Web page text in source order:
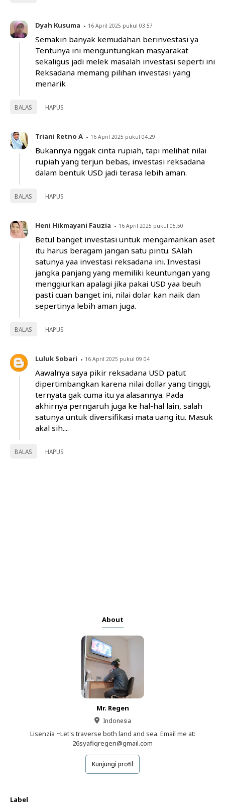
Dyah Kusuma 16 April 2025 pukul 03.57
Semakin banyak kemudahan berinvestasi ya
Tentunya ini menguntungkan masyarakat
sekaligus jadi melek masalah investasi seperti ini
Reksadana memang pilihan investasi yang
menarik
BALAS HAPUS
Triani Retno A 16 April 2025 pukul 04.29
Bukannya nggak cinta rupiah, tapi melihat nilai
rupiah yang terjun bebas, investasi reksadana
dalam bentuk USD jadi terasa lebih aman.
BALAS HAPUS
Heni Hikmayani Fauzia 16 April 2025 pukul 05.50
Betul banget investasi untuk mengamankan aset
itu harus beragam jangan satu pintu. SAlah
satunya yaa investasi reksadana ini. Investasi
jangka panjang yang memiliki keuntungan yang
menggiurkan apalagi jika pakai USD yaa beuh
pasti cuan banget ini, nilai dolar kan naik dan
sepertinya lebih aman juga.
BALAS HAPUS
Luluk Sobari 16 April 2025 pukul 09.04
Aawalnya saya pikir reksadana USD patut
dipertimbangkan karena nilai dollar yang tinggi,
ternyata gak cuma itu ya alasannya. Pada
akhirnya perngaruh juga ke hal-hal lain, salah
satunya untuk diversifikasi mata uang itu. Masuk
akal sih....
BALAS HAPUS
About
Mr. Regen
Indonesia
Lisenzia ~Let's traverse both land and sea. Email me at:
26syafiqregen@gmail.com
Kunjungi profil
Label